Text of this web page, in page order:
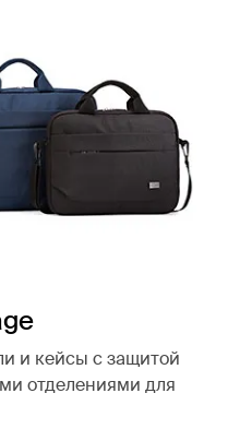
и кейсы с защитой
отделениями для